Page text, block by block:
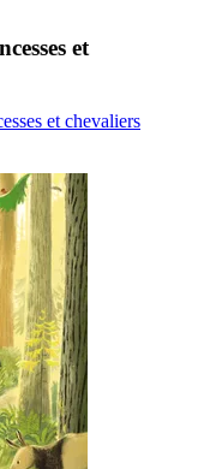
et
et chevaliers